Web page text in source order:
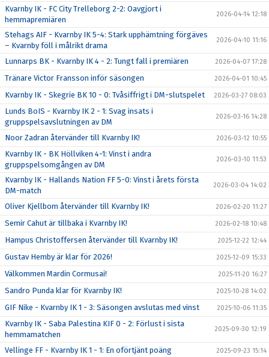
Kvarnby IK - FC City Trelleborg 2-2: Oavgjort i
hemmapremiären
2026-04-14 12:18
Stehags AIF - Kvarnby IK 5-4: Stark upphämtning förgäves
– Kvarnby föll i målrikt drama
2026-04-10 11:16
Lunnarps BK - Kvarnby IK 4 - 2: Tungt fall i premiären 2026-04-07 17:28
Tränare Victor Fransson inför säsongen 2026-04-01 10:45
Kvarnby IK - Skegrie BK 10 - 0: Tvåsiffrigt i DM-slutspelet 2026-03-27 08:03
Lunds BoIS - Kvarnby IK 2 - 1: Svag insats i
gruppspelsavslutningen av DM
2026-03-16 14:28
Noor Zadran återvänder till Kvarnby IK! 2026-03-12 10:55
Kvarnby IK - BK Höllviken 4-1: Vinst i andra
gruppspelsomgången av DM
2026-03-10 11:53
Kvarnby IK - Hallands Nation FF 5-0: Vinst i årets första
DM-match
2026-03-04 14:02
Oliver Kjellbom återvänder till Kvarnby IK! 2026-02-20 11:27
Semir Cahut är tillbaka i Kvarnby IK! 2026-02-18 10:48
Hampus Christoffersen återvänder till Kvarnby IK! 2025-12-22 12:44
Gustav Hemby är klar för 2026! 2025-12-09 15:33
Välkommen Mardin Cormusai! 2025-11-20 16:27
Sandro Punda klar för Kvarnby IK! 2025-10-28 14:02
GIF Nike - Kvarnby IK 1 - 3: Säsongen avslutas med vinst 2025-10-06 11:35
Kvarnby IK - Saba Palestina KIF 0 - 2: Förlust i sista
hemmamatchen
2025-09-30 12:19
Vellinge FF - Kvarnby IK 1 - 1: En oförtjänt poäng 2025-09-23 15:14